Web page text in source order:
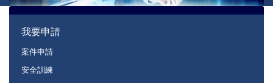
我要申請
案件申請
安全訓練